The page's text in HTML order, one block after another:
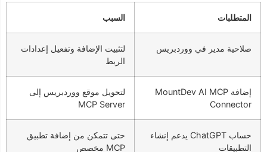
المتطلبات السبب
صلاحية مدير في ووردبريس
لتثبيت الإضافة وتفعيل إعدادات
الربط
إضافة MountDev AI MCP
Connector
لتحويل موقع ووردبريس إلى
MCP Server
حساب ChatGPT يدعم إنشاء
التطبيقات
حتى تتمكن من إضافة تطبيق
MCP مخصص